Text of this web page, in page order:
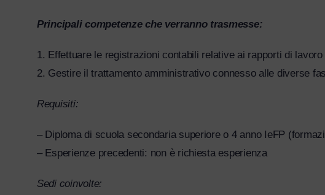
Principali competenze che verranno trasmesse:
1. Effettuare le registrazioni contabili relative ai rapporti di lavoro
2. Gestire il trattamento amministrativo connesso alle diverse
Requisiti:
– Diploma di scuola secondaria superiore o 4 anno IeFP
– Esperienze precedenti: non è richiesta esperienza
Sedi coinvolte: